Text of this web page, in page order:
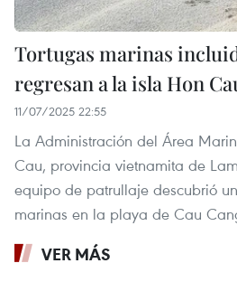
Tortugas marinas
regresan a la isla Hon
11/07/2025 22:55
La Administración del Área
Cau, provincia vietnamita de
equipo de patrullaje descubrió
marinas en la playa de Cau
VER MÁS